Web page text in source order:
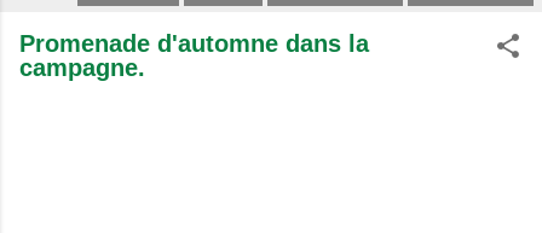
Promenade d'automne dans la
campagne.